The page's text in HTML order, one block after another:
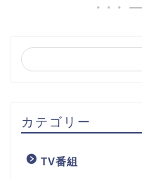
カテゴリー
TV番組